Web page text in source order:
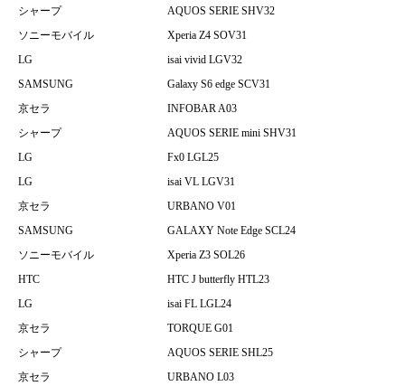
シャープ
AQUOS SERIE SHV32
ソニーモバイル
Xperia Z4 SOV31
LG
isai vivid LGV32
SAMSUNG
Galaxy S6 edge SCV31
京セラ
INFOBAR A03
シャープ
AQUOS SERIE mini SHV31
LG
Fx0 LGL25
LG
isai VL LGV31
京セラ
URBANO V01
SAMSUNG
GALAXY Note Edge SCL24
ソニーモバイル
Xperia Z3 SOL26
HTC
HTC J butterfly HTL23
LG
isai FL LGL24
京セラ
TORQUE G01
シャープ
AQUOS SERIE SHL25
京セラ
URBANO L03